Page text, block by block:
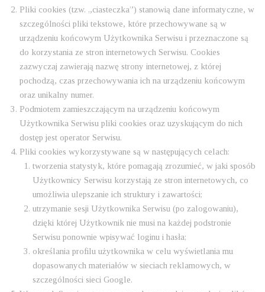
Pliki cookies (tzw. „ciasteczka”) stanowią dane informatyczne, w
szczególności pliki tekstowe, które przechowywane są w
urządzeniu końcowym Użytkownika Serwisu i przeznaczone są
do korzystania ze stron internetowych Serwisu. Cookies
zazwyczaj zawierają nazwę strony internetowej, z której
pochodzą, czas przechowywania ich na urządzeniu końcowym
oraz unikalny numer.
Podmiotem zamieszczającym na urządzeniu końcowym
Użytkownika Serwisu pliki cookies oraz uzyskującym do nich
dostęp jest operator Serwisu.
Pliki cookies wykorzystywane są w następujących celach:
tworzenia statystyk, które pomagają zrozumieć, w jaki sposób
Użytkownicy Serwisu korzystają ze stron internetowych, co
umożliwia ulepszanie ich struktury i zawartości;
utrzymanie sesji Użytkownika Serwisu (po zalogowaniu),
dzięki której Użytkownik nie musi na każdej podstronie
Serwisu ponownie wpisywać loginu i hasła;
określania profilu użytkownika w celu wyświetlania mu
dopasowanych materiałów w sieciach reklamowych, w
szczególności sieci Google.